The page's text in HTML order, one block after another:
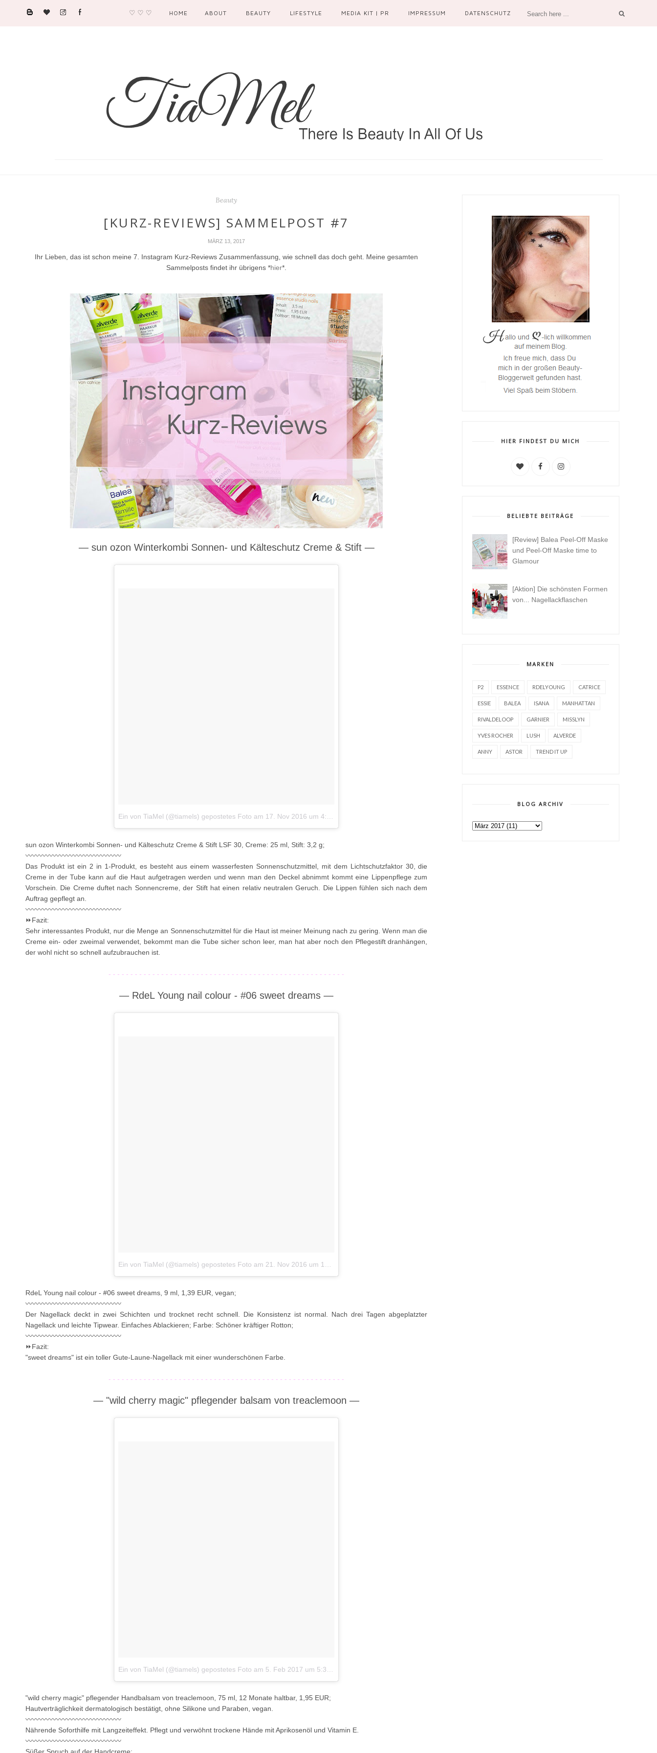
♡ ♡ ♡ HOME ABOUT BEAUTY LIFESTYLE MEDIA KIT | PR IMPRESSUM DATENSCHUTZ
Beauty
[KURZ-REVIEWS] SAMMELPOST #7
MÄRZ 13, 2017
Ihr Lieben, das ist schon meine 7. Instagram Kurz-Reviews Zusammenfassung, wie schnell das doch geht. Meine gesamten
Sammelposts findet ihr übrigens *hier*.
— sun ozon Winterkombi Sonnen- und Kälteschutz Creme & Stift —
Ein von TiaMel (@tiamels) gepostetes Foto am 17. Nov 2016 um 4:44 Uhr
sun ozon Winterkombi Sonnen- und Kälteschutz Creme & Stift LSF 30, Creme: 25 ml, Stift: 3,2 g;
〰〰〰〰〰〰〰〰〰〰〰〰〰〰
Das Produkt ist ein 2 in 1-Produkt, es besteht aus einem wasserfesten Sonnenschutzmittel, mit dem Lichtschutzfaktor 30, die
Creme in der Tube kann auf die Haut aufgetragen werden und wenn man den Deckel abnimmt kommt eine Lippenpflege zum
Vorschein. Die Creme duftet nach Sonnencreme, der Stift hat einen relativ neutralen Geruch. Die Lippen fühlen sich nach dem
Auftrag gepflegt an.
〰〰〰〰〰〰〰〰〰〰〰〰〰〰
⏩Fazit:
Sehr interessantes Produkt, nur die Menge an Sonnenschutzmittel für die Haut ist meiner Meinung nach zu gering. Wenn man die
Creme ein- oder zweimal verwendet, bekommt man die Tube sicher schon leer, man hat aber noch den Pflegestift dranhängen,
der wohl nicht so schnell aufzubrauchen ist.
- - - - - - - - - - - - - - - - - - - - - - - - - - - - - - - - - - - - - - - - - - - - - - - - - - - - - -
— RdeL Young nail colour - #06 sweet dreams—
Ein von TiaMel (@tiamels) gepostetes Foto am 21. Nov 2016 um 10:20 Uhr
RdeL Young nail colour - #06 sweet dreams, 9 ml, 1,39 EUR, vegan;
〰〰〰〰〰〰〰〰〰〰〰〰〰〰
Der Nagellack deckt in zwei Schichten und trocknet recht schnell. Die Konsistenz ist normal. Nach drei Tagen abgeplatzter
Nagellack und leichte Tipwear. Einfaches Ablackieren; Farbe: Schöner kräftiger Rotton;
〰〰〰〰〰〰〰〰〰〰〰〰〰〰
⏩Fazit:
"sweet dreams" ist ein toller Gute-Laune-Nagellack mit einer wunderschönen Farbe.
- - - - - - - - - - - - - - - - - - - - - - - - - - - - - - - - - - - - - - - - - - - - - - - - - - - - - -
— "wild cherry magic" pflegender balsam von treaclemoon—
Ein von TiaMel (@tiamels) gepostetes Foto am 5. Feb 2017 um 5:31 Uhr
"wild cherry magic" pflegender Handbalsam von treaclemoon, 75 ml, 12 Monate haltbar, 1,95 EUR;
Hautverträglichkeit dermatologisch bestätigt, ohne Silikone und Paraben, vegan.
〰〰〰〰〰〰〰〰〰〰〰〰〰〰
Nährende Soforthilfe mit Langzeiteffekt. Pflegt und verwöhnt trockene Hände mit Aprikosenöl und Vitamin E.
〰〰〰〰〰〰〰〰〰〰〰〰〰〰
HIER FINDEST DU MICH
BELIEBTE BEITRÄGE
[Review] Balea Peel-Off Maske
und Peel-Off Maske time to
Glamour
[Aktion] Die schönsten Formen
von... Nagellackflaschen
MARKEN
P2 ESSENCE RDELYOUNG CATRICE
ESSIE BALEA ISANA MANHATTAN
RIVALDELOOP GARNIER MISSLYN
YVES ROCHER LUSH ALVERDE
ANNY ASTOR TREND IT UP
BLOG ARCHIV